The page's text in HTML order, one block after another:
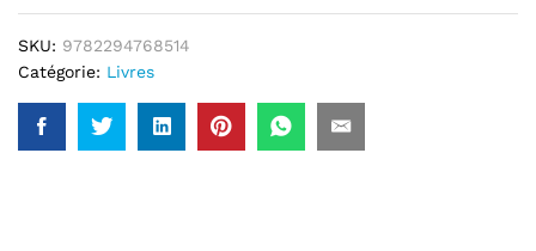
SKU: 9782294768514
Catégorie: Livres